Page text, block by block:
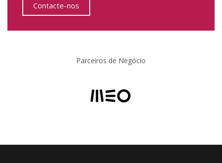
Contacte-nos
Parceiros de Negócio